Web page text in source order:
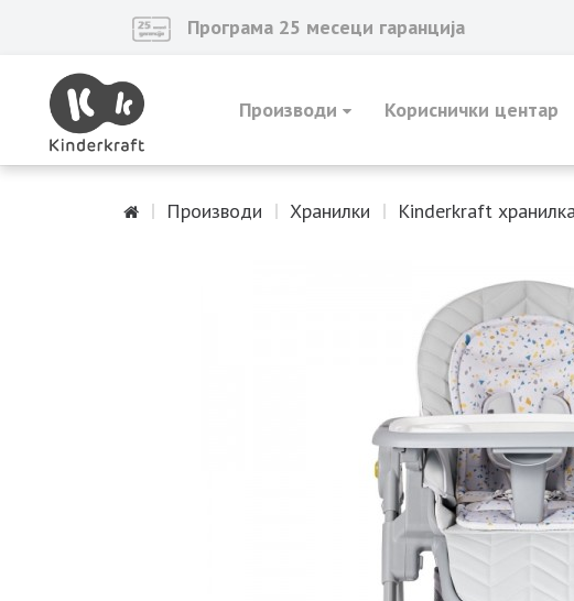
Програма 25 месеци гаранција
Производи Кориснички центар
Производи Хранилки Kinderkraft